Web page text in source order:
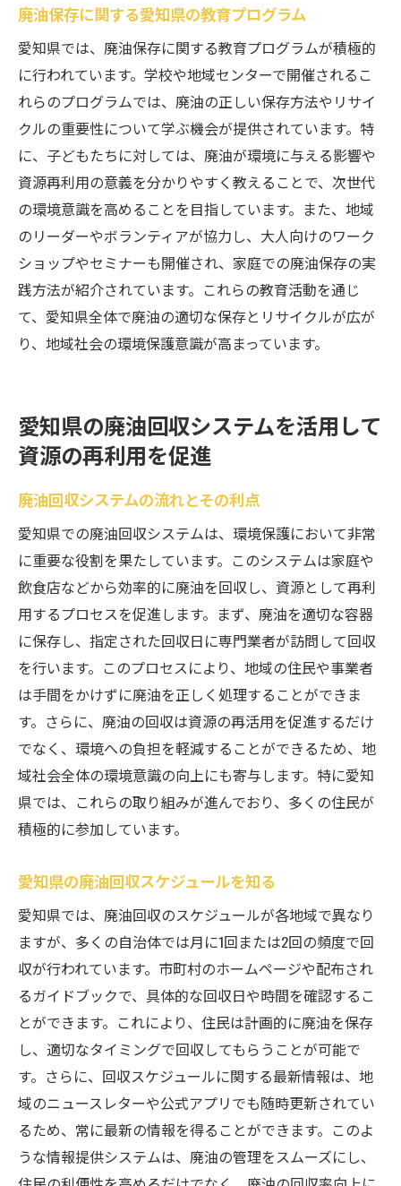
廃油保存に関する愛知県の教育プログラム
愛知県では、廃油保存に関する教育プログラムが積極的
に行われています。学校や地域センターで開催されるこ
れらのプログラムでは、廃油の正しい保存方法やリサイ
クルの重要性について学ぶ機会が提供されています。特
に、子どもたちに対しては、廃油が環境に与える影響や
資源再利用の意義を分かりやすく教えることで、次世代
の環境意識を高めることを目指しています。また、地域
のリーダーやボランティアが協力し、大人向けのワーク
ショップやセミナーも開催され、家庭での廃油保存の実
践方法が紹介されています。これらの教育活動を通じ
て、愛知県全体で廃油の適切な保存とリサイクルが広が
り、地域社会の環境保護意識が高まっています。
愛知県の廃油回収システムを活用して
資源の再利用を促進
廃油回収システムの流れとその利点
愛知県での廃油回収システムは、環境保護において非常
に重要な役割を果たしています。このシステムは家庭や
飲食店などから効率的に廃油を回収し、資源として再利
用するプロセスを促進します。まず、廃油を適切な容器
に保存し、指定された回収日に専門業者が訪問して回収
を行います。このプロセスにより、地域の住民や事業者
は手間をかけずに廃油を正しく処理することができま
す。さらに、廃油の回収は資源の再活用を促進するだけ
でなく、環境への負担を軽減することができるため、地
域社会全体の環境意識の向上にも寄与します。特に愛知
県では、これらの取り組みが進んでおり、多くの住民が
積極的に参加しています。
愛知県の廃油回収スケジュールを知る
愛知県では、廃油回収のスケジュールが各地域で異なり
ますが、多くの自治体では月に1回または2回の頻度で回
収が行われています。市町村のホームページや配布され
るガイドブックで、具体的な回収日や時間を確認するこ
とができます。これにより、住民は計画的に廃油を保存
し、適切なタイミングで回収してもらうことが可能で
す。さらに、回収スケジュールに関する最新情報は、地
域のニュースレターや公式アプリでも随時更新されてい
るため、常に最新の情報を得ることができます。このよ
うな情報提供システムは、廃油の管理をスムーズにし、